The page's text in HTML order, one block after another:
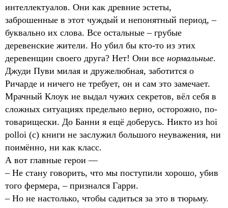
интеллектуалов. Они как древние эстеты,
заброшенные в этот чуждый и непонятный период, –
буквально их слова. Все остальные – грубые
деревенские жители. Но убил бы кто-то из этих
деревенщин своего друга? Нет! Они все нормальные.
Джуди Пуви милая и дружелюбная, заботится о
Ричарде и ничего не требует, он и сам это замечает.
Мрачный Клоук не выдал чужих секретов, вёл себя в
сложных ситуациях предельно верно, осторожно, по-
товарищески. До Банни я ещё доберусь. Никто из hoi
polloi (c) книги не заслужил большого неуважения, ни
поимённо, ни как класс.
А вот главные герои —
– Не стану говорить, что мы поступили хорошо, убив
того фермера, – признался Гарри.
– Но не настолько, чтобы садиться за это в тюрьму.